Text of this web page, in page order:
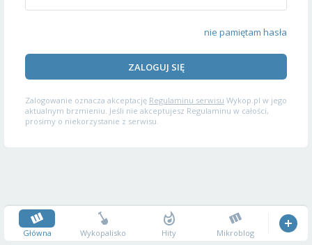
nie pamiętam hasła
ZALOGUJ SIĘ
Zalogowanie oznacza akceptację Regulaminu serwisu Wykop.pl w jego
aktualnym brzmieniu. Jeśli nie akceptujesz Regulaminu w całości,
prosimy o niekorzystanie z serwisu.
Główna Wykopalisko Hity Mikroblog